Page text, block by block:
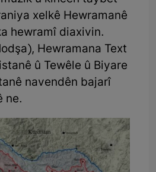
xelkê Hewramanê
hewramî diaxivin.
Hewramana Text
û Tewêle û Biyare
navendên bajarî
ne.